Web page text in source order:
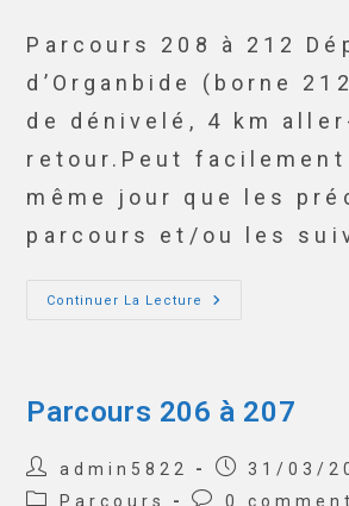
Parcours 208 à 212
d’Organbide (borne
de dénivelé, 4 km
retour.Peut
même jour que les
parcours et/ou les
Continuer La Lecture
Parcours 206 à 207
admin5822
31/03/
Parcours
0